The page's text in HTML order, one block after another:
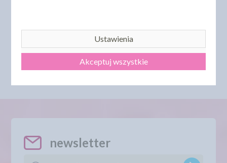
MALINOWA
DO KOSZYKA
TRUSKAWKOWA
DO KOSZYKA
newsletter
Ustawienia
Akceptuj wszystkie